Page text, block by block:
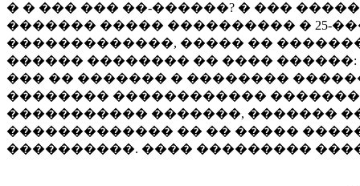
� � ��� ��� ��-������? � ���
������� ����� ���������� � 25-
�������������, ����� ��
������ �������� �� ����
��� �� ������� � ��������
�������� ������������
����������� �������, �������
������������� �� �� �����
����������. ���� ���������